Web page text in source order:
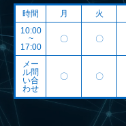
時間 月 火
10:00
~
17:00
〇 〇
メー
ル問
い合
わせ
〇 〇